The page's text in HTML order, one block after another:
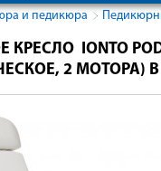
и педикюра
IONTO
2 МОТОРА)